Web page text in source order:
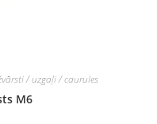
/ uzgaļi / caurules
M6